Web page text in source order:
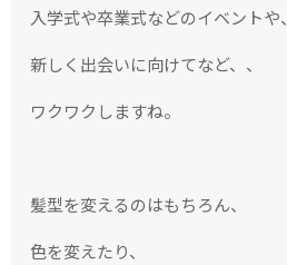
入学式や卒業式などのイベントや、
新しく出会いに向けてなど、、
ワクワクしますね。
髪型を変えるのはもちろん、
色を変えたり、